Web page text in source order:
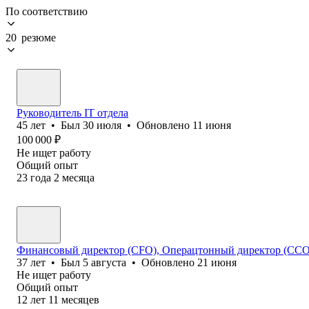
По соответствию
20 резюме
Руководитель IT отдела
45 лет • Был 30 июля • Обновлено 11 июня
100 000 ₽
Не ищет работу
Общий опыт
23 года 2 месяца
Финансовый директор (CFO), Операцтонный директор
37 лет • Был 5 августа • Обновлено 21 июня
Не ищет работу
Общий опыт
12 лет 11 месяцев